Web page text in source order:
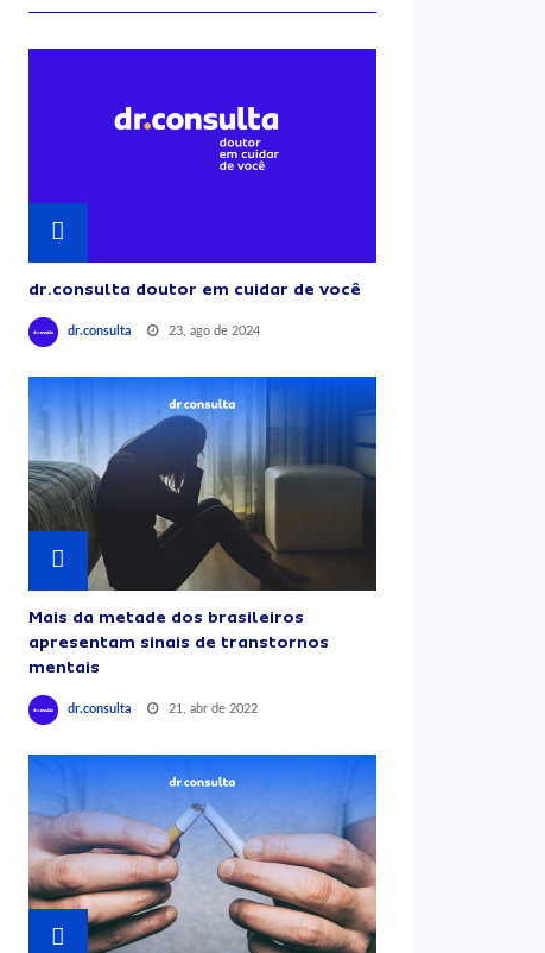
dr.consulta doutor em cuidar de você
dr.consulta 23, ago de 2024
Mais da metade dos brasileiros
apresentam sinais de transtornos
mentais
dr.consulta 21, abr de 2022